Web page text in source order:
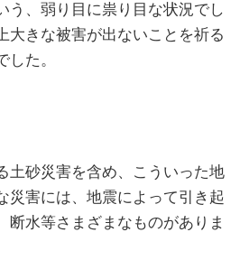
う、弱り目に祟り目な状況でし
大きな被害が出ないことを祈る
した。
土砂災害を含め、こういった地
災害には、地震によって引き起
断水等さまざまなものがありま